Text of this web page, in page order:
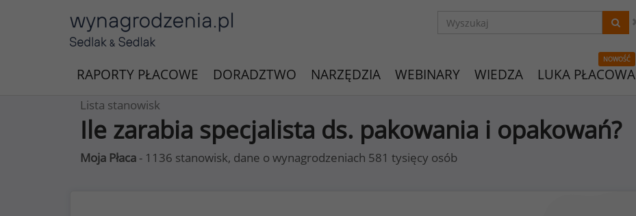
RAPORTY PŁACOWE DORADZTWO NARZĘDZIA WEBINARY WIEDZA
NOWOŚĆ
LUKA PŁACOWA
Lista stanowisk
Ile zarabia specjalista ds. pakowania i opakowań?
Moja Płaca - 1136 stanowisk, dane o wynagrodzeniach 581 tysięcy osób